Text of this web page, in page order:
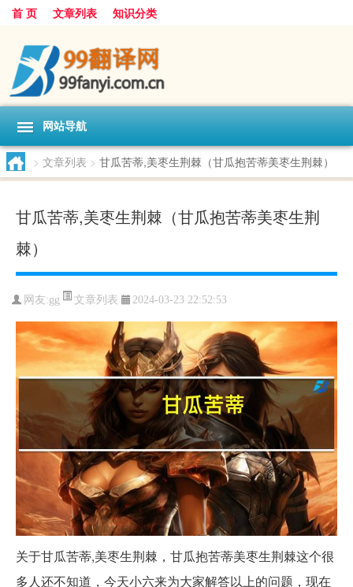
首 页 文章列表 知识分类
网站导航
> 文章列表 > 甘瓜苦蒂,美枣生荆棘（甘瓜抱苦蒂美枣生荆棘）
甘瓜苦蒂,美枣生荆棘（甘瓜抱苦蒂美枣生荆
棘）
网友:gg 文章列表 2024-03-23 22:52:53
关于甘瓜苦蒂,美枣生荆棘，甘瓜抱苦蒂美枣生荆棘这个很
多人还不知道，今天小六来为大家解答以上的问题，现在